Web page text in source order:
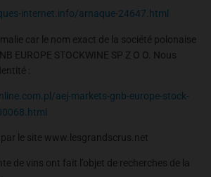
internet.info/arnaque-24647.html
car le nom exact de la société polonaise
EUROPE STOCKWINE SP Z O O. Nous
:
aej-markets-gnb-europe-stock-
le site www.lesgrandscrus.net
de vins ont fait l’objet de recherches de la